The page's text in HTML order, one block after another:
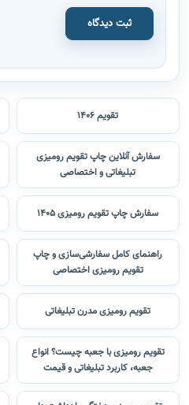
ثبت دیدگاه
تقویم 1406
سفارش آنلاین چاپ تقویم رومیزی
تبلیغاتی و اختصاصی
سفارش چاپ تقویم رومیزی 1405
راهنمای کامل سفارشی‌سازی و چاپ
تقویم رومیزی اختصاصی
تقویم رومیزی مدرن تبلیغاتی
تقویم رومیزی با جعبه چیست؟ انواع
جعبه، کاربرد تبلیغاتی و قیمت